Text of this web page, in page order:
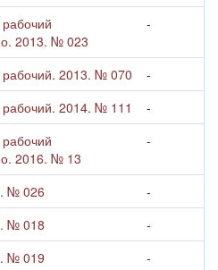
рабочий
2013. № 023
-
рабочий. 2013. № 070
-
рабочий. 2014. № 111
-
рабочий
2016. № 13
-
№ 026
-
№ 018
-
№ 019
-